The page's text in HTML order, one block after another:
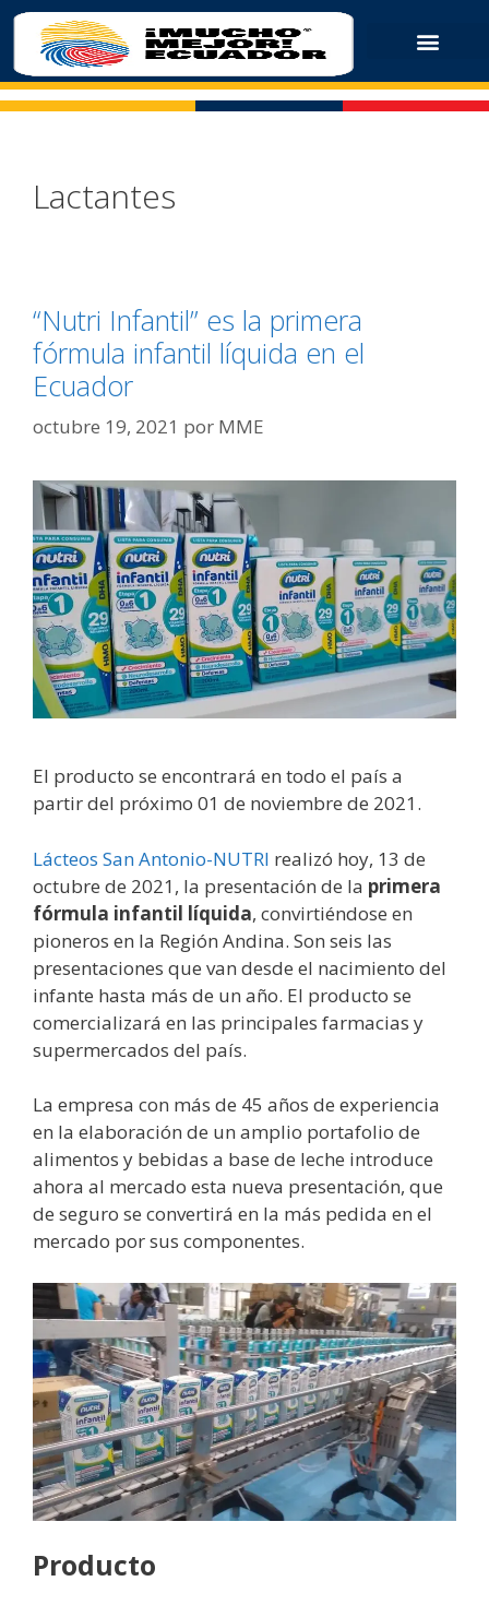
Lactantes
“Nutri Infantil” es la primera
fórmula infantil líquida en el
Ecuador
octubre 19, 2021 por MME
El producto se encontrará en todo el país a
partir del próximo 01 de noviembre de 2021.
Lácteos San Antonio-NUTRI realizó hoy, 13 de
octubre de 2021, la presentación de la primera
fórmula infantil líquida, convirtiéndose en
pioneros en la Región Andina. Son seis las
presentaciones que van desde el nacimiento del
infante hasta más de un año. El producto se
comercializará en las principales farmacias y
supermercados del país.
La empresa con más de 45 años de experiencia
en la elaboración de un amplio portafolio de
alimentos y bebidas a base de leche introduce
ahora al mercado esta nueva presentación, que
de seguro se convertirá en la más pedida en el
mercado por sus componentes.
Producto